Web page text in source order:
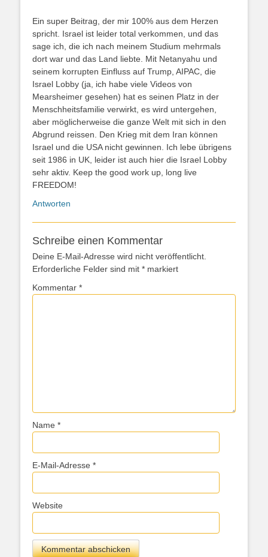
Ein super Beitrag, der mir 100% aus dem Herzen
spricht. Israel ist leider total verkommen, und das
sage ich, die ich nach meinem Studium mehrmals
dort war und das Land liebte. Mit Netanyahu und
seinem korrupten Einfluss auf Trump, AIPAC, die
Israel Lobby (ja, ich habe viele Videos von
Mearsheimer gesehen) hat es seinen Platz in der
Menschheitsfamilie verwirkt, es wird untergehen,
aber möglicherweise die ganze Welt mit sich in den
Abgrund reissen. Den Krieg mit dem Iran können
Israel und die USA nicht gewinnen. Ich lebe übrigens
seit 1986 in UK, leider ist auch hier die Israel Lobby
sehr aktiv. Keep the good work up, long live
FREEDOM!
Antworten
Schreibe einen Kommentar
Deine E-Mail-Adresse wird nicht veröffentlicht.
Erforderliche Felder sind mit * markiert
Kommentar *
Name *
E-Mail-Adresse *
Website